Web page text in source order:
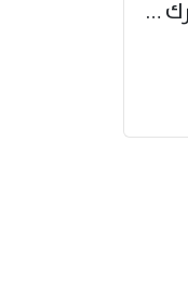
حننت إلى ريّا ونفسك باعدت … مزارك من ريّا وشعباكما معا